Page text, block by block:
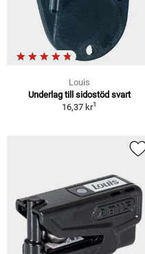
Louis
Underlag till sidostöd svart
16,37 kr1